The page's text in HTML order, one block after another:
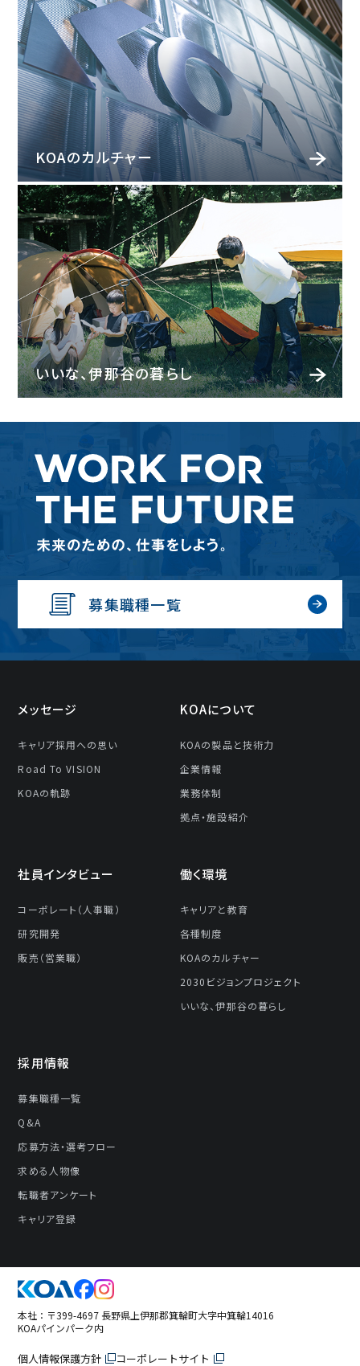
KOAのカルチャー
いいな、伊那谷の暮らし
募集職種一覧
メッセージ
キャリア採⽤への思い
Road To VISION
KOAの軌跡
KOAについて
KOAの製品と技術⼒
企業情報
業務体制
拠点・施設紹介
社員インタビュー
コーポレート（人事職）
研究開発
販売（営業職）
働く環境
キャリアと教育
各種制度
KOAのカルチャー
2030ビジョンプロジェクト
いいな、伊那谷の暮らし
採⽤情報
募集職種一覧
Q&A
応募⽅法・選考フロー
求める人物像
転職者アンケート
キャリア登録
本社：〒399-4697 長野県上伊那郡箕輪町大字中箕輪14016
KOAパインパーク内
個人情報保護方針 コーポレートサイト